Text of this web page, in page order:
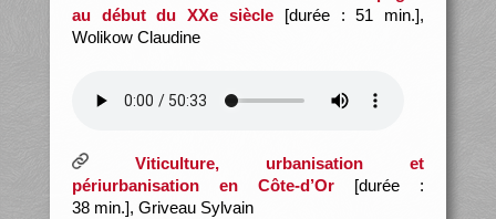
au début du XXe siècle [durée : 51 min.],
Wolikow Claudine
Viticulture, urbanisation et
périurbanisation en Côte-d’Or [durée :
38 min.], Griveau Sylvain